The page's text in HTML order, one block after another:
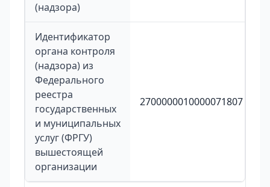
(надзора)
Идентификатор
органа контроля
(надзора) из
Федерального
реестра
государственных
и муниципальных
услуг (ФРГУ)
вышестоящей
организации
2700000010000071807